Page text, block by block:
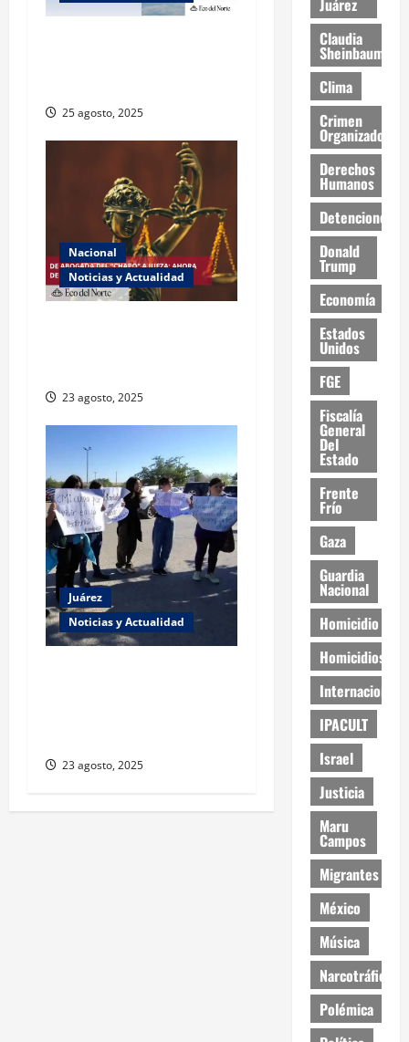
25 agosto, 2025
Nacional
Noticias y Actualidad
23 agosto, 2025
Juárez
Noticias y Actualidad
23 agosto, 2025
Juárez
Claudia
Sheinbaum
Clima
Crimen
Organizado
Derechos
Humanos
Detenciones
Donald
Trump
Economía
Estados
Unidos
FGE
Fiscalía
General
Del
Estado
Frente
Frío
Gaza
Guardia
Nacional
Homicidio
Homicidios
Internacional
IPACULT
Israel
Justicia
Maru
Campos
Migrantes
México
Música
Narcotráfico
Polémica